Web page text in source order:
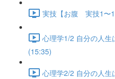
実技【お腹 実技1〜
心理学1/2 自分の人生
(15:35)
心理学2/2 自分の人生